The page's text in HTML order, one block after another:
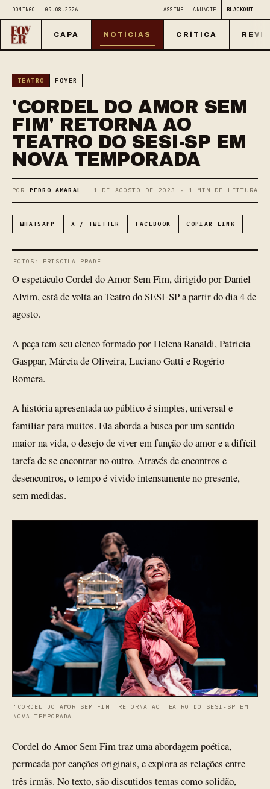
DOMINGO — 09.08.2026 ASSINE ANUNCIE BLACKOUT
CAPA NOTÍCIAS CRÍTICA
TEATRO FOYER
'CORDEL DO AMOR SEM
FIM' RETORNA AO
TEATRO DO SESI-SP EM
NOVA TEMPORADA
POR PEDRO AMARAL 1 DE AGOSTO DE 2023 · 1 MIN DE LEITURA
WHATSAPP X / TWITTER FACEBOOK COPIAR LINK
FOTOS: PRISCILA PRADE
O espetáculo Cordel do Amor Sem Fim, dirigido por Daniel
Alvim, está de volta ao Teatro do SESI-SP a partir do dia 4 de
agosto.
A peça tem seu elenco formado por Helena Ranaldi, Patricia
Gasppar, Márcia de Oliveira, Luciano Gatti e Rogério
Romera.
A história apresentada ao público é simples, universal e
familiar para muitos. Ela aborda a busca por um sentido
maior na vida, o desejo de viver em função do amor e a difícil
tarefa de se encontrar no outro. Através de encontros e
desencontros, o tempo é vivido intensamente no presente,
sem medidas.
'CORDEL DO AMOR SEM FIM' RETORNA AO TEATRO DO SESI-SP EM
NOVA TEMPORADA
Cordel do Amor Sem Fim traz uma abordagem poética,
permeada por canções originais, e explora as relações entre
três irmãs. No texto, são discutidos temas como solidão,